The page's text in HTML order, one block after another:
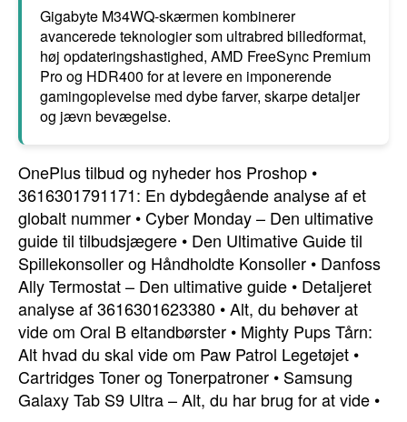
Gigabyte M34WQ-skærmen kombinerer
avancerede teknologier som ultrabred billedformat,
høj opdateringshastighed, AMD FreeSync Premium
Pro og HDR400 for at levere en imponerende
gamingoplevelse med dybe farver, skarpe detaljer
og jævn bevægelse.
OnePlus tilbud og nyheder hos Proshop •
3616301791171: En dybdegående analyse af et
globalt nummer •Cyber Monday – Den ultimative
guide til tilbudsjægere • Den Ultimative Guide til
Spillekonsoller og Håndholdte Konsoller • Danfoss
Ally Termostat – Den ultimative guide • Detaljeret
analyse af 3616301623380 •Alt, du behøver at
vide om Oral B eltandbørster • Mighty Pups Tårn:
Alt hvad du skal vide om Paw Patrol Legetøjet •
Cartridges Toner og Tonerpatroner • Samsung
Galaxy Tab S9 Ultra – Alt, du har brug for at vide •